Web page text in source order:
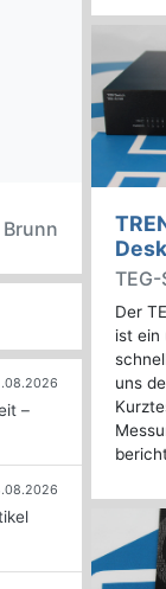
–
TEG-
Der
ist ein
uns